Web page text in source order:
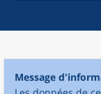
Message